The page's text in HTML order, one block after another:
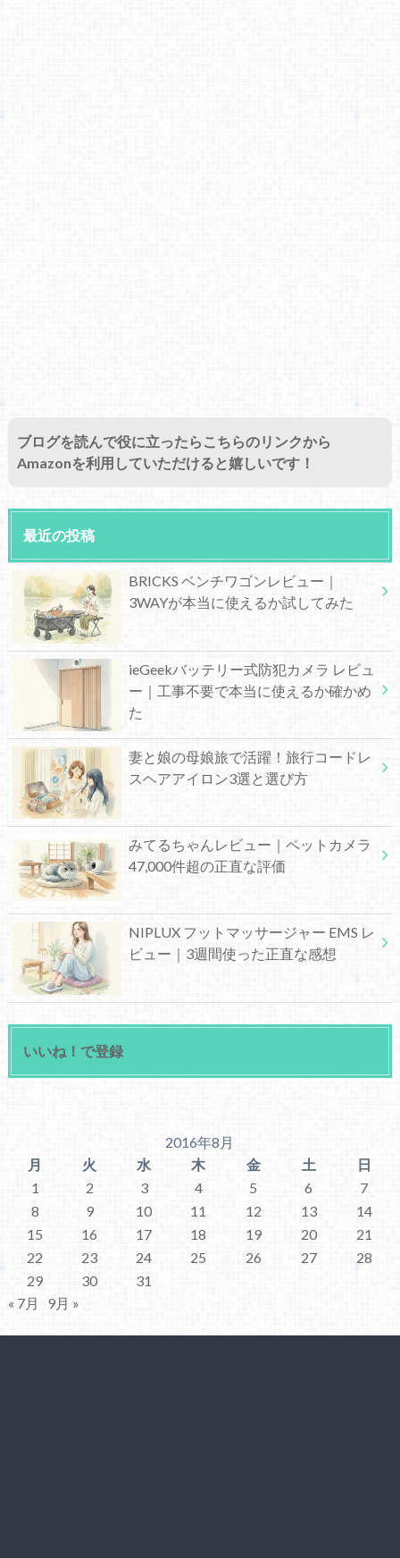
ブログを読んで役に立ったらこちらのリンクから
Amazonを利用していただけると嬉しいです！
最近の投稿
BRICKS ベンチワゴンレビュー｜
3WAYが本当に使えるか試してみた
ieGeekバッテリー式防犯カメラ レビュ
ー｜工事不要で本当に使えるか確かめ
た
妻と娘の母娘旅で活躍！旅行コードレ
スヘアアイロン3選と選び方
みてるちゃんレビュー｜ペットカメラ
47,000件超の正直な評価
NIPLUX フットマッサージャー EMS レ
ビュー｜3週間使った正直な感想
いいね！で登録
2016年8月
月
火 水 木 金 土
日
1
2 3 4 5 6
7
8
9 10 11 12 13
14
15
16 17 18 19 20
21
22
23 24 25 26 27
28
29
30
31
« 7月
9月 »